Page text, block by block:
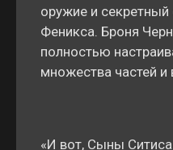
оружие и
Феникса. Броня
полностью
множества частей и
«И вот, Сыны